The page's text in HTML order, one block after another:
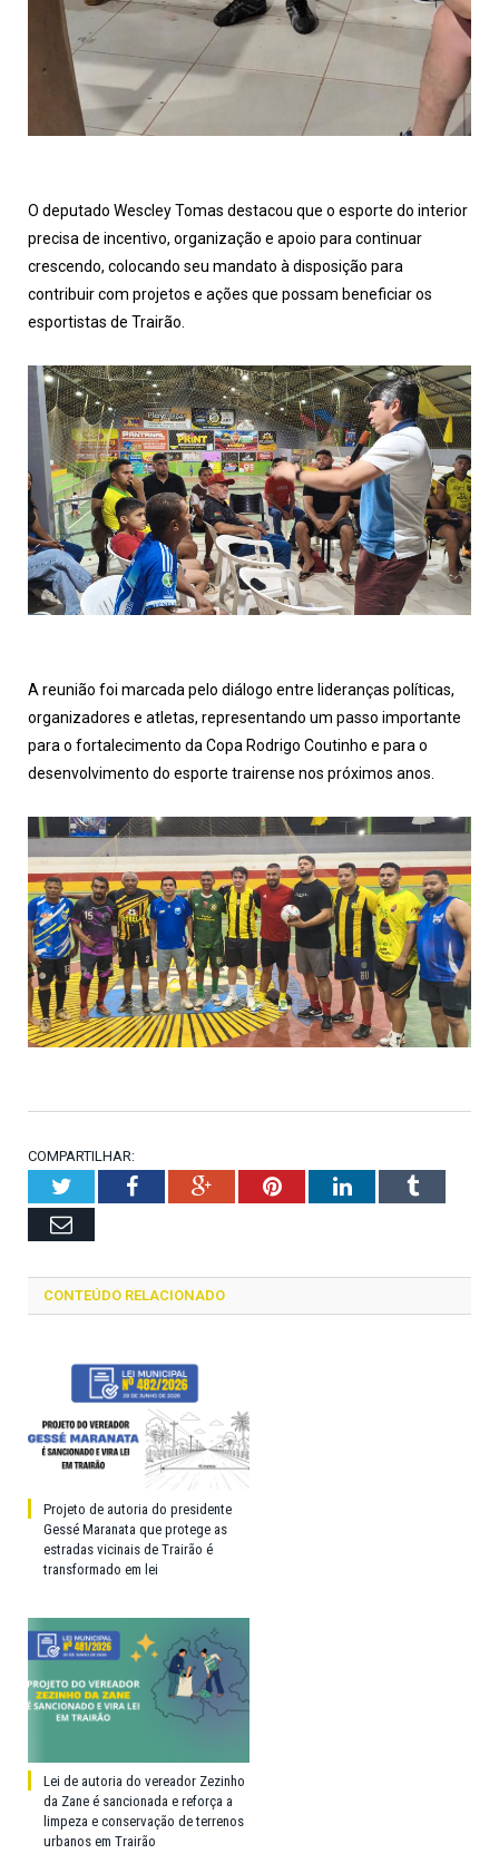
O deputado Wescley Tomas destacou que o esporte do interior
precisa de incentivo, organização e apoio para continuar
crescendo, colocando seu mandato à disposição para
contribuir com projetos e ações que possam beneficiar os
esportistas de Trairão.
A reunião foi marcada pelo diálogo entre lideranças políticas,
organizadores e atletas, representando um passo importante
para o fortalecimento da Copa Rodrigo Coutinho e para o
desenvolvimento do esporte trairense nos próximos anos.
COMPARTILHAR:
TwitterFacebookGoogle+PinterestLinkedInTumblr
Email
CONTEÚDO RELACIONADO
Projeto de autoria do presidente
Gessé Maranata que protege as
estradas vicinais de Trairão é
transformado em lei
Lei de autoria do vereador Zezinho
da Zane é sancionada e reforça a
limpeza e conservação de terrenos
urbanos em Trairão